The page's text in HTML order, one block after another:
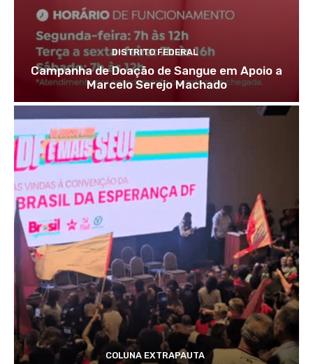
DISTRITO FEDERAL
Campanha de Doação de Sangue em Apoio a
Marcelo Serejo Machado
COLUNA EXTRAPAUTA